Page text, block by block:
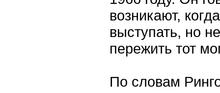
возникают,
выступать, но
пережить тот
По словам